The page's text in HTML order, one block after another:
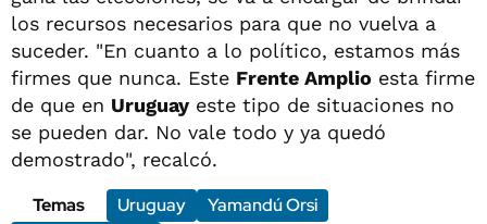
los recursos necesarios para que no vuelva a
suceder. "En cuanto a lo político, estamos más
firmes que nunca. Este Frente Amplio esta firme
de que en Uruguay este tipo de situaciones no
se pueden dar. No vale todo y ya quedó
demostrado", recalcó.
Temas
Uruguay
Yamandú Orsi